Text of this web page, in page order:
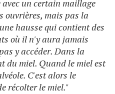
avec un certain maillage
ouvrières, mais pas la
hausse qui contient des
où il n'y aura jamais
y accéder. Dans la
du miel. Quand le miel est
C'est alors le
récolter le miel."